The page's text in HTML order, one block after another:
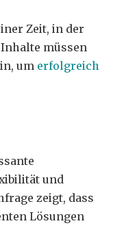
Zeit, in der
müssen
um erfolgreich
und
zeigt, dass
Lösungen